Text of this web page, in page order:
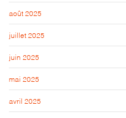
août 2025
juillet 2025
juin 2025
mai 2025
avril 2025